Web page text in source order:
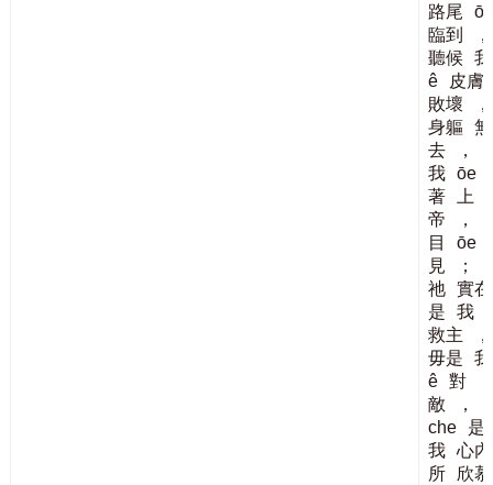
路尾
ōe
臨到
，
聽候 我
ê
皮膚
敗壞
，
身軀 無
去
，
我 ōe
著
上
帝
，
目
ōe
見
；
祂 實在
是
我
救主
，
毋是
我
ê 對
敵
，
che
是
我 心內
所
欣慕